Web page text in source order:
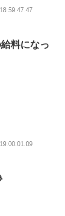
料になっ